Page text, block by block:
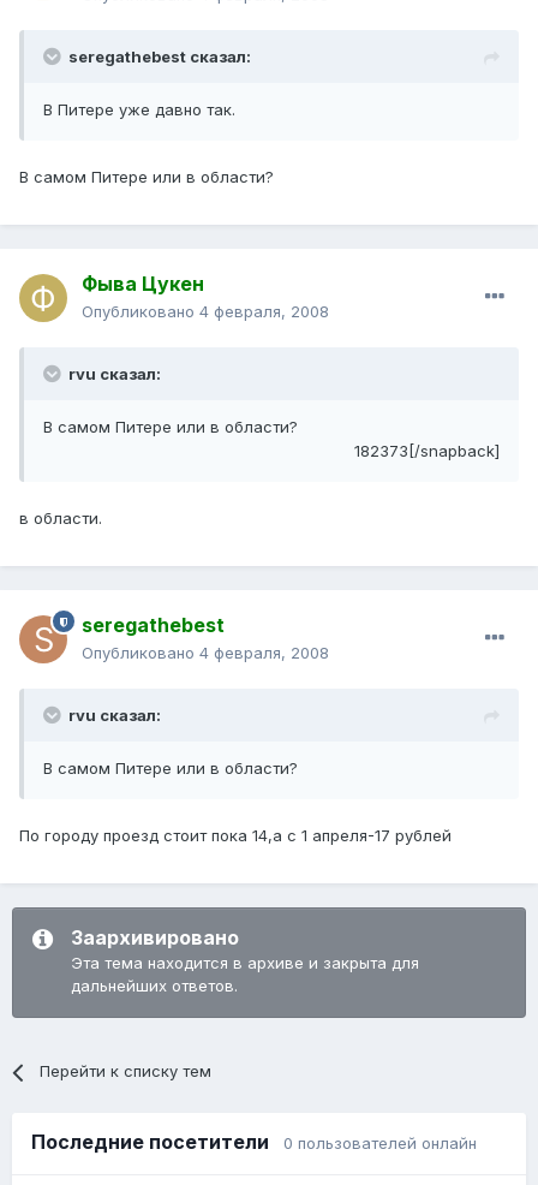
seregathebest сказал:
В Питере уже давно так.
В самом Питере или в области?
Фыва Цукен
Опубликовано 4 февраля, 2008
rvu сказал:
В самом Питере или в области?
182373[/snapback]
в области.
seregathebest
Опубликовано 4 февраля, 2008
rvu сказал:
В самом Питере или в области?
По городу проезд стоит пока 14,а с 1 апреля-17 рублей
Заархивировано
Эта тема находится в архиве и закрыта для
дальнейших ответов.
Перейти к списку тем
Последние посетители 0 пользователей онлайн